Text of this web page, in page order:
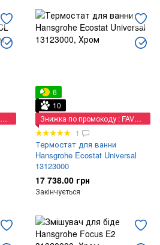
Знижка по промокоду : FAVORIT
6
10
Знижка по промокоду : FAVORIT
1
Термостат для ванни
Hansgrohe Ecostat Universal
13123000
17 738.00 грн
Закінчується